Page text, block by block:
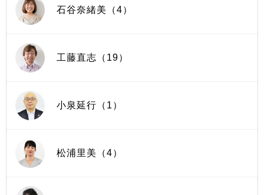
石谷奈緒美（4）
工藤直志（19）
小泉延行（1）
松浦里美（4）